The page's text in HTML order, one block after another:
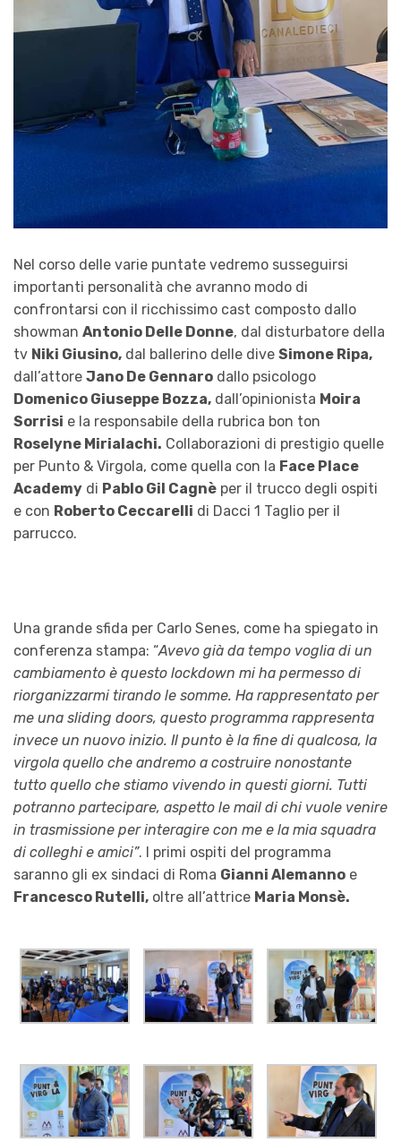
Nel corso delle varie puntate vedremo susseguirsi
importanti personalità che avranno modo di
confrontarsi con il ricchissimo cast composto dallo
showman Antonio Delle Donne, dal disturbatore della
tv Niki Giusino, dal ballerino delle dive Simone Ripa,
dall’attore Jano De Gennaro dallo psicologo
Domenico Giuseppe Bozza, dall’opinionista Moira
Sorrisi e la responsabile della rubrica bon ton
Roselyne Mirialachi. Collaborazioni di prestigio quelle
per Punto & Virgola, come quella con la Face Place
Academy di Pablo Gil Cagnè per il trucco degli ospiti
e con Roberto Ceccarelli di Dacci 1 Taglio per il
parrucco.
Una grande sfida per Carlo Senes, come ha spiegato in
conferenza stampa: “Avevo già da tempo voglia di un
cambiamento è questo lockdown mi ha permesso di
riorganizzarmi tirando le somme. Ha rappresentato per
me una sliding doors, questo programma rappresenta
invece un nuovo inizio. Il punto è la fine di qualcosa, la
virgola quello che andremo a costruire nonostante
tutto quello che stiamo vivendo in questi giorni. Tutti
potranno partecipare, aspetto le mail di chi vuole venire
in trasmissione per interagire con me e la mia squadra
di colleghi e amici”. I primi ospiti del programma
saranno gli ex sindaci di Roma Gianni Alemanno e
Francesco Rutelli, oltre all’attrice Maria Monsè.